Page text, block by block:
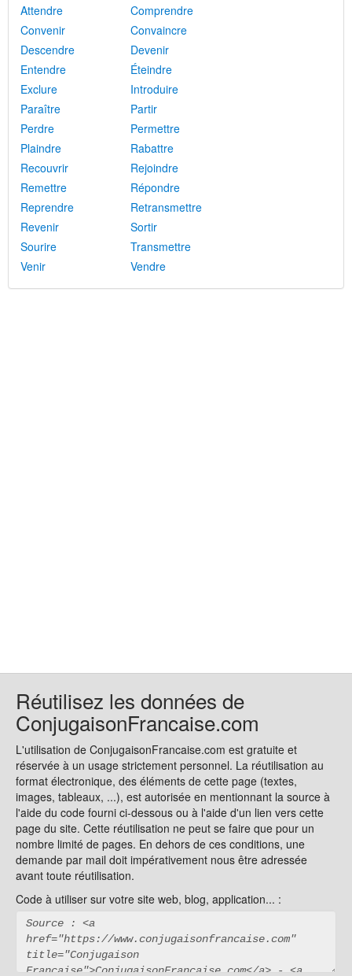
Attendre
Comprendre
Convenir
Convaincre
Descendre
Devenir
Entendre
Éteindre
Exclure
Introduire
Paraître
Partir
Perdre
Permettre
Plaindre
Rabattre
Recouvrir
Rejoindre
Remettre
Répondre
Reprendre
Retransmettre
Revenir
Sortir
Sourire
Transmettre
Venir
Vendre
Réutilisez les données de
ConjugaisonFrancaise.com
L'utilisation de ConjugaisonFrancaise.com est gratuite et
réservée à un usage strictement personnel. La réutilisation au
format électronique, des éléments de cette page (textes,
images, tableaux, ...), est autorisée en mentionnant la source à
l'aide du code fourni ci-dessous ou à l'aide d'un lien vers cette
page du site. Cette réutilisation ne peut se faire que pour un
nombre limité de pages. En dehors de ces conditions, une
demande par mail doit impérativement nous être adressée
avant toute réutilisation.
Code à utiliser sur votre site web, blog, application... :